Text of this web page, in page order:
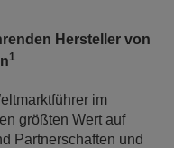
Hersteller von
1
im
größten Wert auf
Partnerschaften und